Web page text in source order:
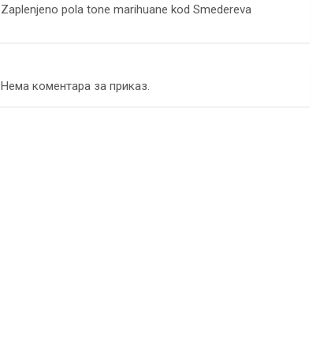
Zaplenjeno pola tone marihuane kod Smedereva
Нема коментара за приказ.